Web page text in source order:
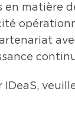
matière
IDeaS,